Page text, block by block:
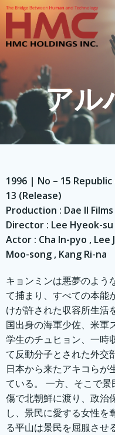
アル
1996 | No – 15
13 (Release)
Production : Dae Il
Director : Lee Hyeok-su
Actor : Cha In-pyo , Lee
Moo-song , Kang Ri-na
キョンミンは悪夢のよう
て捕まり、すべての本能
けが許された収容所生活
国出身の海軍少佐、米軍
学生のチュヒョン、一時
て反動分子とされた外交
日本から来たアキコらが
ている。 一方、そこで
傷で北朝鮮に渡り、政治
し、景民に愛する女性を
る平山は景民を屈服させ